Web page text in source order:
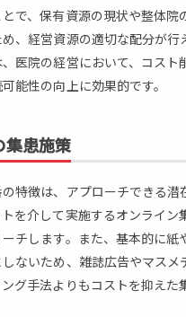
で、保有資源の現状や整体院
、経営資源の適切な配分が行
医院の経営において、コスト
能性の向上に効果的です。
患施策
特徴は、アプローチできる潜
を介して実施するオンライン
チします。また、基本的に紙
ないため、雑誌広告やマスメ
グ手法よりもコストを抑えた